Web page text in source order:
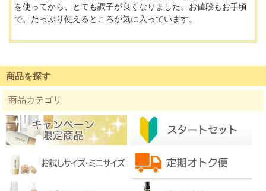
を使ってから、とても調子が良くなりました。お値段もお手頃
で、たっぷり使えるところが気に入っています。
商品を探す
商品カテゴリ